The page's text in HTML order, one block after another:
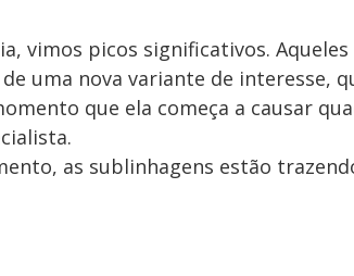
vimos picos significativos.
uma nova variante de interesse,
que ela começa a causar
as sublinhagens estão